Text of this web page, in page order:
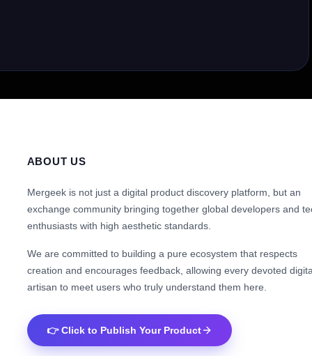
ABOUT US
Mergeek is not just a digital product discovery platform, but an
exchange community bringing together global developers and
enthusiasts with high aesthetic standards.
We are committed to building a pure ecosystem that respects
creation and encourages feedback, allowing every devoted
artisan to meet users who truly understand them here.
👉 Click to Publish Your Product